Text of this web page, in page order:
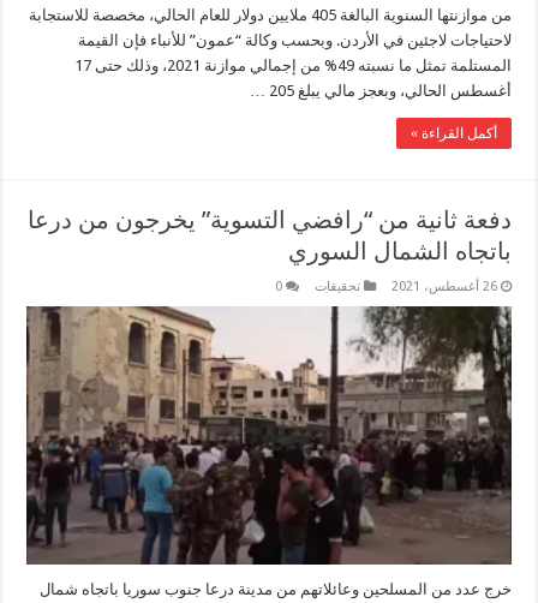
من موازنتها السنوية البالغة 405 ملايين دولار للعام الحالي، مخصصة للاستجابة
لاحتياجات لاجئين في الأردن. وبحسب وكالة “عمون” للأنباء فإن القيمة
المستلمة تمثل ما نسبته 49% من إجمالي موازنة 2021، وذلك حتى 17
أغسطس الحالي، وبعجز مالي يبلغ 205 …
أكمل القراءة »
دفعة ثانية من “رافضي التسوية” يخرجون من درعا
باتجاه الشمال السوري
26 أغسطس، 2021 تحقيقات 0
خرج عدد من المسلحين وعائلاتهم من مدينة درعا جنوب سوريا باتجاه شمال